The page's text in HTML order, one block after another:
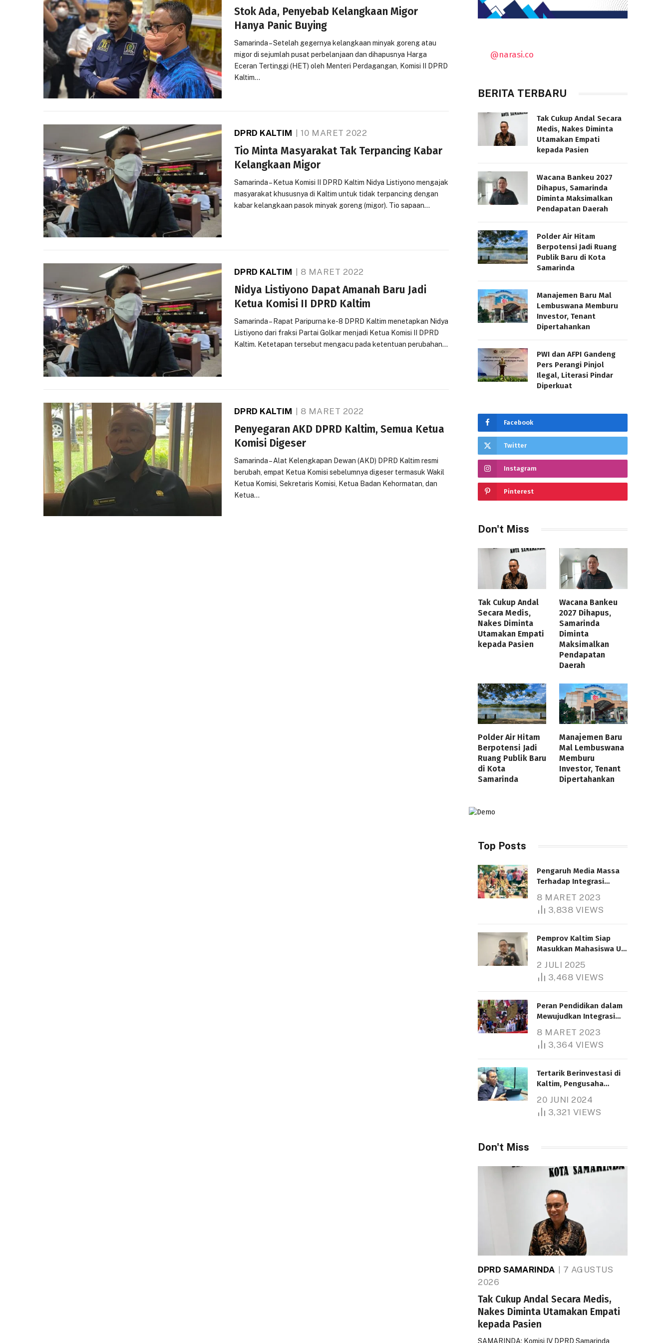
Stok Ada, Penyebab Kelangkaan Migor
Hanya Panic Buying
Samarinda – Setelah gegernya kelangkaan minyak goreng atau
migor di sejumlah pusat perbelanjaan dan dihapusnya Harga
Eceran Tertinggi (HET) oleh Menteri Perdagangan, Komisi II DPRD
Kaltim…
DPRD KALTIM 10 MARET 2022
Tio Minta Masyarakat Tak Terpancing Kabar
Kelangkaan Migor
Samarinda – Ketua Komisi II DPRD Kaltim Nidya Listiyono mengajak
masyarakat khususnya di Kaltim untuk tidak terpancing dengan
kabar kelangkaan pasok minyak goreng (migor). Tio sapaan…
DPRD KALTIM 8 MARET 2022
Nidya Listiyono Dapat Amanah Baru Jadi
Ketua Komisi II DPRD Kaltim
Samarinda – Rapat Paripurna ke-8 DPRD Kaltim menetapkan Nidya
Listiyono dari fraksi Partai Golkar menjadi Ketua Komisi II DPRD
Kaltim. Ketetapan tersebut mengacu pada ketentuan perubahan…
DPRD KALTIM 8 MARET 2022
Penyegaran AKD DPRD Kaltim, Semua Ketua
Komisi Digeser
Samarinda – Alat Kelengkapan Dewan (AKD) DPRD Kaltim resmi
berubah, empat Ketua Komisi sebelumnya digeser termasuk Wakil
Ketua Komisi, Sekretaris Komisi, Ketua Badan Kehormatan, dan
Ketua…
@narasi.co
BERITA TERBARU
Tak Cukup Andal Secara
Medis, Nakes Diminta
Utamakan Empati
kepada Pasien
Wacana Bankeu 2027
Dihapus, Samarinda
Diminta Maksimalkan
Pendapatan Daerah
Polder Air Hitam
Berpotensi Jadi Ruang
Publik Baru di Kota
Samarinda
Manajemen Baru Mal
Lembuswana Memburu
Investor, Tenant
Dipertahankan
PWI dan AFPI Gandeng
Pers Perangi Pinjol
Ilegal, Literasi Pindar
Diperkuat
Facebook
Twitter
Instagram
Pinterest
Don't Miss
Tak Cukup Andal
Secara Medis,
Nakes Diminta
Utamakan Empati
kepada Pasien
Wacana Bankeu
2027 Dihapus,
Samarinda
Diminta
Maksimalkan
Pendapatan
Daerah
Polder Air Hitam
Berpotensi Jadi
Ruang Publik Baru
di Kota
Samarinda
Manajemen Baru
Mal Lembuswana
Memburu
Investor, Tenant
Dipertahankan
Top Posts
Pengaruh Media Massa
Terhadap Integrasi
8 MARET 2023
3,838 VIEWS
Pemprov Kaltim Siap
Masukkan Mahasiswa UT
Bantuan Pendidikan
Gratispol
2 JULI 2025
3,468 VIEWS
Peran Pendidikan dalam
Mewujudkan Integrasi
8 MARET 2023
3,364 VIEWS
Tertarik Berinvestasi di
Kaltim, Pengusaha
1.000 Hektare
20 JUNI 2024
3,321 VIEWS
Don't Miss
DPRD SAMARINDA
7 AGUSTUS
2026
Tak Cukup Andal Secara Medis,
Nakes Diminta Utamakan Empati
kepada Pasien
SAMARINDA: Komisi IV DPRD Samarinda